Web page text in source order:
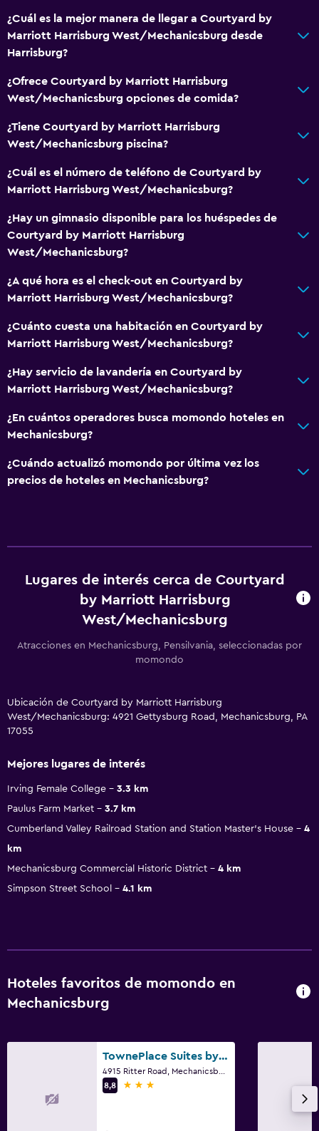
¿Cuál es la mejor manera de llegar a Courtyard by
Marriott Harrisburg West/Mechanicsburg desde
Harrisburg?
¿Ofrece Courtyard by Marriott Harrisburg
West/Mechanicsburg opciones de comida?
¿Tiene Courtyard by Marriott Harrisburg
West/Mechanicsburg piscina?
¿Cuál es el número de teléfono de Courtyard by
Marriott Harrisburg West/Mechanicsburg?
¿Hay un gimnasio disponible para los huéspedes de
Courtyard by Marriott Harrisburg
West/Mechanicsburg?
¿A qué hora es el check-out en Courtyard by
Marriott Harrisburg West/Mechanicsburg?
¿Cuánto cuesta una habitación en Courtyard by
Marriott Harrisburg West/Mechanicsburg?
¿Hay servicio de lavandería en Courtyard by
Marriott Harrisburg West/Mechanicsburg?
¿En cuántos operadores busca momondo hoteles en
Mechanicsburg?
¿Cuándo actualizó momondo por última vez los
precios de hoteles en Mechanicsburg?
Lugares de interés cerca de Courtyard
by Marriott Harrisburg
West/Mechanicsburg
Atracciones en Mechanicsburg, Pensilvania, seleccionadas por
momondo
Ubicación de Courtyard by Marriott Harrisburg
West/Mechanicsburg: 4921 Gettysburg Road, Mechanicsburg, PA
17055
Mejores lugares de interés
Irving Female College
3.3 km
Paulus Farm Market
3.7 km
Cumberland Valley Railroad Station and Station Master's House
4
km
Mechanicsburg Commercial Historic District
4 km
Simpson Street School
4.1 km
Hoteles favoritos de momondo en
Mechanicsburg
TownePlace Suites by Marriott Harrisburg West/Mechanicsburg
8,8
3 estrellas